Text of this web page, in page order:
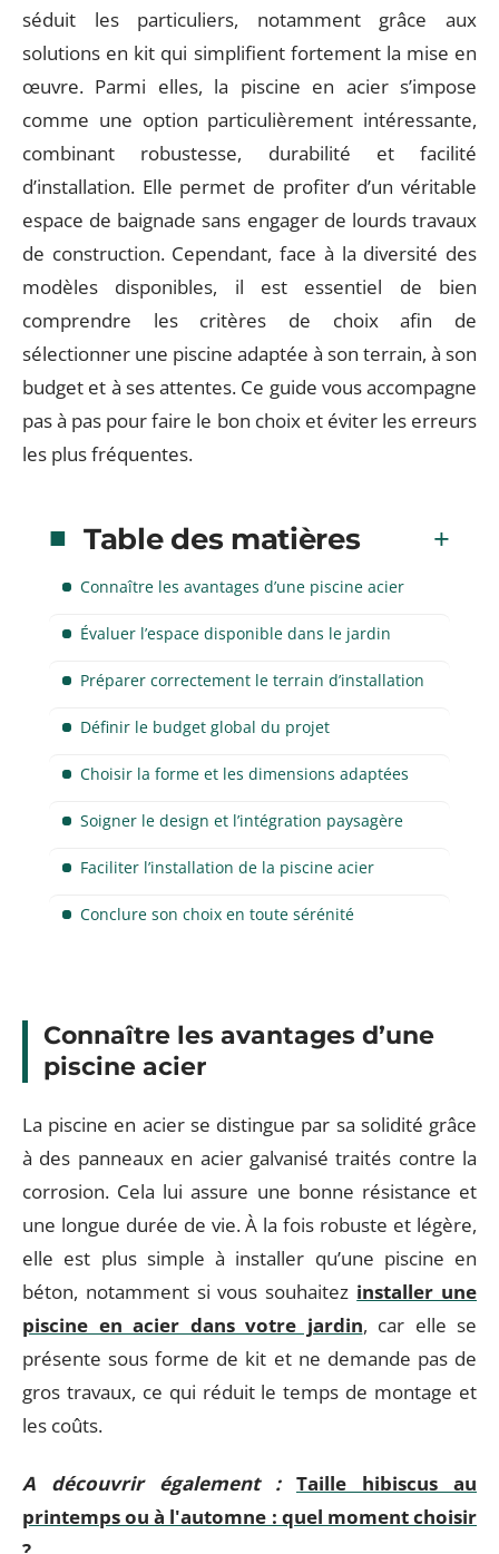
séduit les particuliers, notamment grâce aux
solutions en kit qui simplifient fortement la mise en
œuvre. Parmi elles, la piscine en acier s’impose
comme une option particulièrement intéressante,
combinant robustesse, durabilité et facilité
d’installation. Elle permet de profiter d’un véritable
espace de baignade sans engager de lourds travaux
de construction. Cependant, face à la diversité des
modèles disponibles, il est essentiel de bien
comprendre les critères de choix afin de
sélectionner une piscine adaptée à son terrain, à son
budget et à ses attentes. Ce guide vous accompagne
pas à pas pour faire le bon choix et éviter les erreurs
les plus fréquentes.
Table des matières
Connaître les avantages d’une piscine acier
Évaluer l’espace disponible dans le jardin
Préparer correctement le terrain d’installation
Définir le budget global du projet
Choisir la forme et les dimensions adaptées
Soigner le design et l’intégration paysagère
Faciliter l’installation de la piscine acier
Conclure son choix en toute sérénité
Connaître les avantages d’une
piscine acier
La piscine en acier se distingue par sa solidité grâce
à des panneaux en acier galvanisé traités contre la
corrosion. Cela lui assure une bonne résistance et
une longue durée de vie. À la fois robuste et légère,
elle est plus simple à installer qu’une piscine en
béton, notamment si vous souhaitez installer une
piscine en acier dans votre jardin, car elle se
présente sous forme de kit et ne demande pas de
gros travaux, ce qui réduit le temps de montage et
les coûts.
A découvrir également :
Taille hibiscus au
printemps ou à l'automne : quel moment choisir